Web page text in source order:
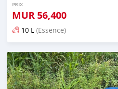
PRIX
MUR 56,400
10 L (Essence)
Publié il y a 3 mois